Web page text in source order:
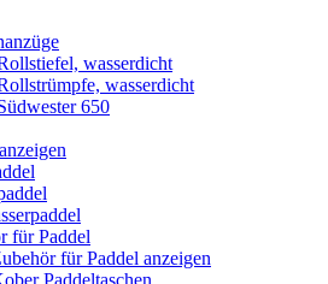
wasserdicht
wasserdicht
650
für Paddel
für Paddel anzeigen
Paddeltaschen